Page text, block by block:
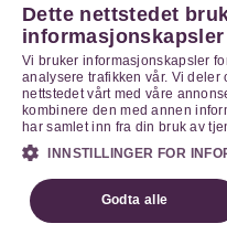
Dette nettstedet
informasjonskapsler
Vi bruker informasjonskapsler
analysere trafikken vår. Vi
nettstedet vårt med våre
kombinere den med annen
har samlet inn fra din bruk av
INNSTILLINGER FOR
Godta alle